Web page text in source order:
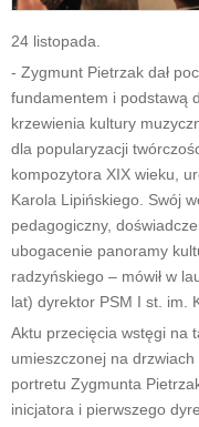
24 listopada.
- Zygmunt Pietrzak dał
fundamentem i podstawą
krzewienia kultury
dla popularyzacji
kompozytora XIX wieku,
Karola Lipińskiego. Swój
pedagogiczny,
ubogacenie panoramy
radzyńskiego – mówił w
lat) dyrektor PSM I st. im.
Aktu przecięcia wstęgi na
umieszczonej na
portretu Zygmunta
inicjatora i pierwszego